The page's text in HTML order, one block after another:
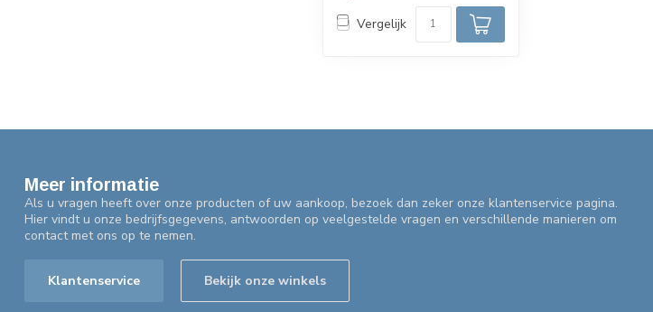
Vergelijk
Meer informatie
Als u vragen heeft over onze producten of uw aankoop, bezoek dan zeker onze klantenservice pagina.
Hier vindt u onze bedrijfsgegevens, antwoorden op veelgestelde vragen en verschillende manieren om
contact met ons op te nemen.
Klantenservice Bekijk onze winkels